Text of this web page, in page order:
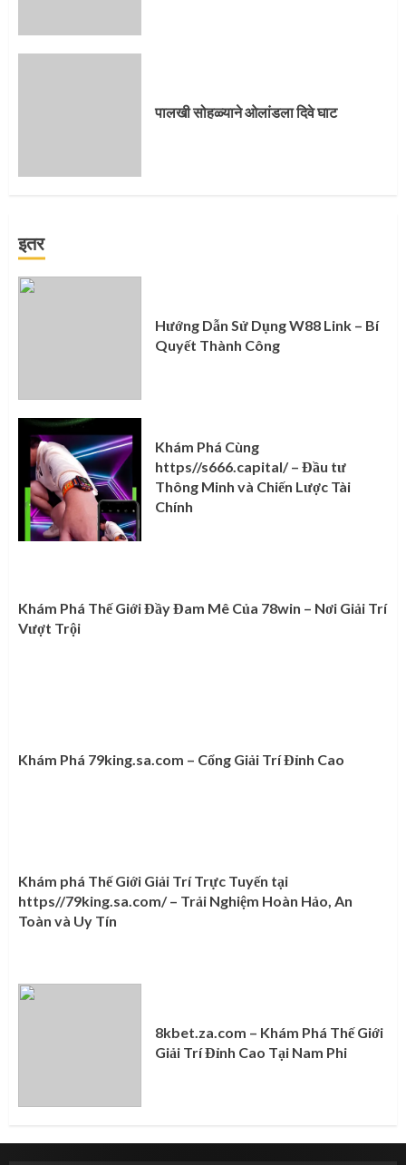
पालखी सोहळ्याने ओलांडला दिवे घाट
इतर
Hướng Dẫn Sử Dụng W88 Link – Bí
Quyết Thành Công
Khám Phá Cùng
https//s666.capital/ – Đầu tư
Thông Minh và Chiến Lược Tài
Chính
Khám Phá Thế Giới Đầy Đam Mê Của 78win – Nơi Giải Trí
Vượt Trội
Khám Phá 79king.sa.com – Cổng Giải Trí Đỉnh Cao
Khám phá Thế Giới Giải Trí Trực Tuyến tại
https//79king.sa.com/ – Trải Nghiệm Hoàn Hảo, An
Toàn và Uy Tín
8kbet.za.com – Khám Phá Thế Giới
Giải Trí Đỉnh Cao Tại Nam Phi